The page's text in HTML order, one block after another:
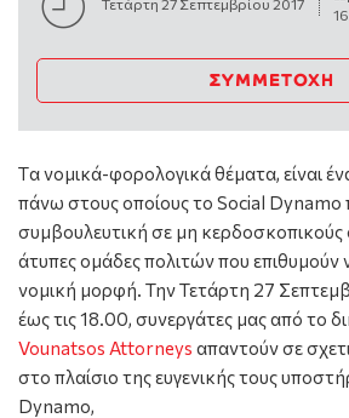
Τετάρτη 27 Σεπτεμβρίου 2017
ΣΥΜΜΕΤΟΧΉ
Tα νομικά-φορολογικά θέματα, είναι
πάνω στους οποίους το Social
συμβουλευτική σε μη κερδοσκοπικούς
άτυπες ομάδες πολιτών που
νομική μορφή. Την Τετάρτη 27
έως τις 18.00, συνεργάτες μας από το
Vounatsos Attorneys απαντούν σε
στο πλαίσιο της ευγενικής τους
Dynamo,